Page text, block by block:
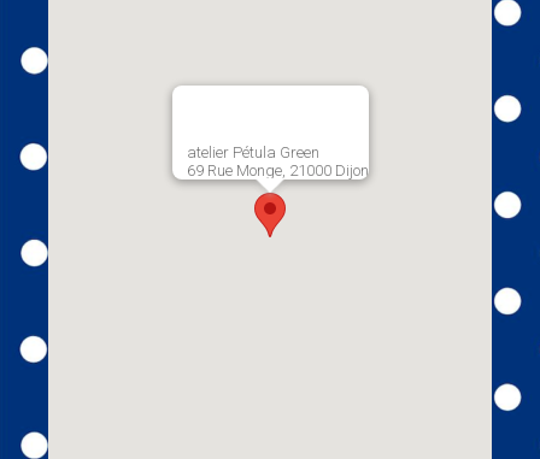
atelier Pétula Green
69 Rue Monge, 21000 Dijon